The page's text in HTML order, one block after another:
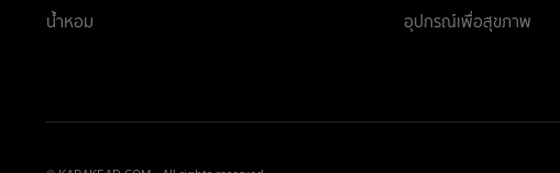
น้ำหอม
อุปกรณ์เพื่อสุขภาพ